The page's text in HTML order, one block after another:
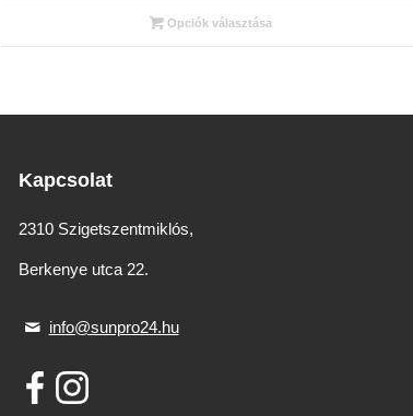
-
Opciók választása
Kapcsolat
2310 Szigetszentmiklós,
Berkenye utca 22.
info@sunpro24.hu